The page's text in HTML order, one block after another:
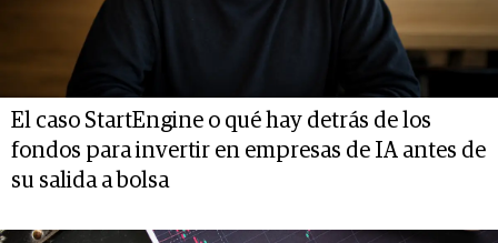
El caso StartEngine o qué hay detrás de los
fondos para invertir en empresas de IA antes de
su salida a bolsa